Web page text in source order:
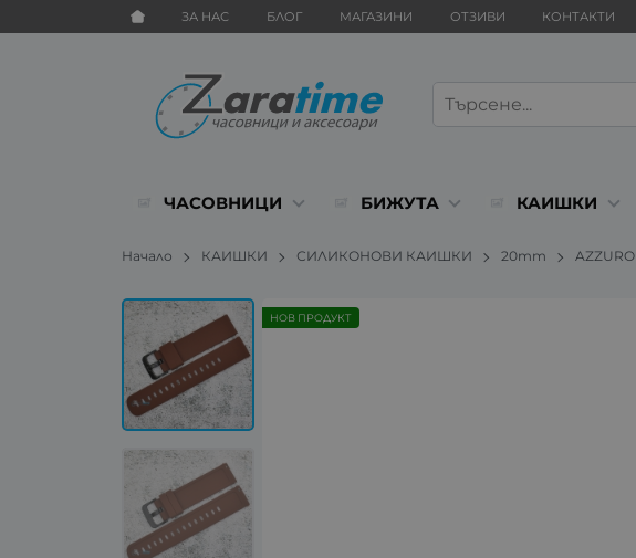
ЗА НАС БЛОГ МАГАЗИНИ ОТЗИВИ КОНТАКТИ
ЧАСОВНИЦИ БИЖУТА КАИШКИ
Начало КАИШКИ СИЛИКОНОВИ КАИШКИ 20mm AZZURO
НОВ ПРОДУКТ